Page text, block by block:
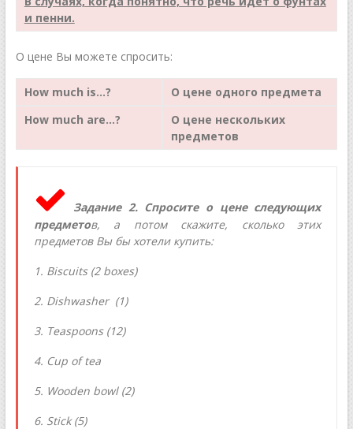
и пенни.
О цене Вы можете спросить:
How much is…?
О цене одного предмета
How much are…?
О цене нескольких
предметов
Задание 2. Спросите о цене следующих
предметов, а потом скажите, сколько этих
предметов Вы бы хотели купить:
1. Biscuits (2 boxes)
2. Dishwasher (1)
3. Teaspoons (12)
4. Cup of tea
5. Wooden bowl (2)
6. Stick (5)